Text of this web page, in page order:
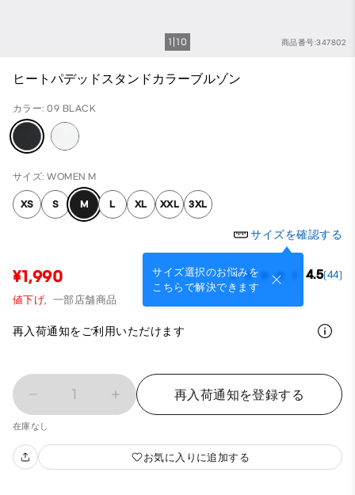
商品番号:347802
1 10
ヒートパデッドスタンドカラーブルゾン
カラー: 09 BLACK
サイズ: WOMEN M
XS S M L XL XXL 3XL
サイズを確認する
サイズ選択のお悩みを
こちらで解決できます
¥1,990 4.5(44)
値下げ, 一部店舗商品
再入荷通知をご利用いただけます
1 再入荷通知を登録する
在庫なし
お気に入りに追加する